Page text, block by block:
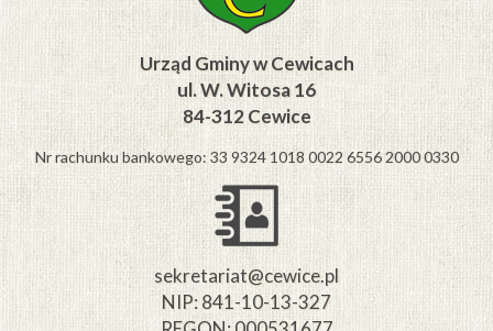
Urząd Gminy w Cewicach
ul. W. Witosa 16
84-312 Cewice
Nr rachunku bankowego: 33 9324 1018 0022 6556 2000 0330
sekretariat@cewice.pl
NIP: 841-10-13-327